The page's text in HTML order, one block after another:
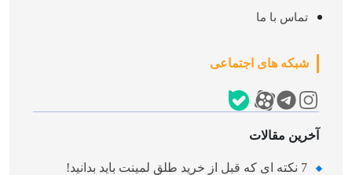
تماس با ما
شبکه های اجتماعی
آخرین مقالات
7 نکته‌ ای که قبل از خرید طلق لمینت باید بدانید!